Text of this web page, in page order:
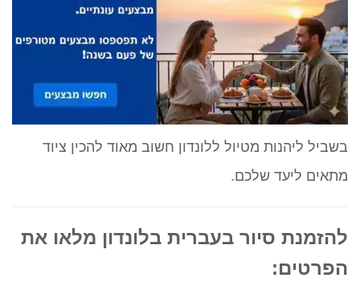
בשביל ליהנות מטיול ללונדון חשוב מאוד להכין ציוד
מתאים ליעד שלכם.
להזמנת סיור בעברית בלונדון מלאו את
הפרטים: